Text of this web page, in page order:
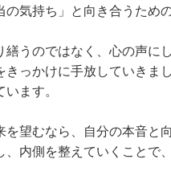
の気持ち」と向き合うため
繕うのではなく、心の声に
きっかけに手放していきま
います。
を望むなら、自分の本音と
、内側を整えていくことで